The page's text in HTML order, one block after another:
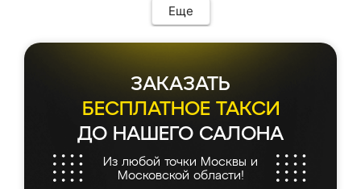
мебель сразу встала на свое место без
каких-либо доработок. Качеством осталась
довольна, все выглядит так, как и ожидала.
Еще
ЗАКАЗАТЬ
БЕСПЛАТНОЕ ТАКСИ
ДО НАШЕГО САЛОНА
Из любой точки Москвы и
Московской области!